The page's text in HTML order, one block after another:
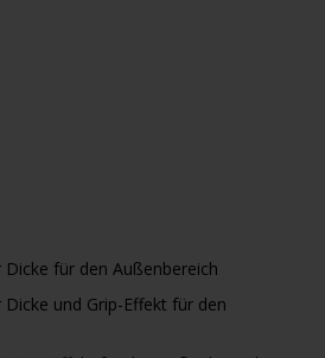
für den Außenbereich
und Grip-Effekt für den